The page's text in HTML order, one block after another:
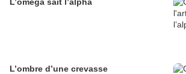
L’ombre d’une crevasse